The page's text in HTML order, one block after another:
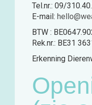
Tel.nr.: 09/
E-mail:
BTW :
Rek.nr.: BE31
Erkenning